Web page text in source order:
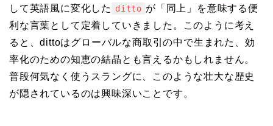
して英語風に変化した
ditto が「同上」を意味する便
利な言葉として定着していきました。このように考え
ると、dittoはグローバルな商取引の中で生まれた、効
率化のための知恵の結晶とも言えるかもしれません。
普段何気なく使うスラングに、このような壮大な歴史
が隠されているのは興味深いことです。